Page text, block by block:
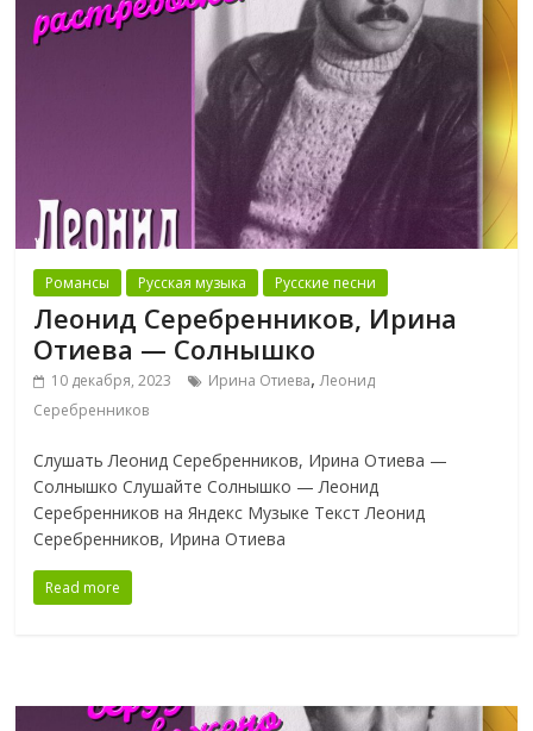
Романсы Русская музыка Русские песни
Леонид Серебренников, Ирина
Отиева — Солнышко
10 декабря, 2023 Ирина Отиева,Леонид
Серебренников
Слушать Леонид Серебренников, Ирина Отиева —
Солнышко Слушайте Солнышко — Леонид
Серебренников на Яндекс Музыке Текст Леонид
Серебренников, Ирина Отиева
Read more